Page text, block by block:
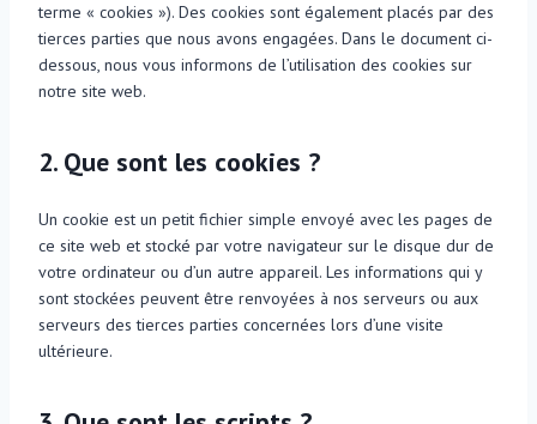
terme « cookies »). Des cookies sont également placés par des
tierces parties que nous avons engagées. Dans le document ci-
dessous, nous vous informons de l’utilisation des cookies sur
notre site web.
2. Que sont les cookies ?
Un cookie est un petit fichier simple envoyé avec les pages de
ce site web et stocké par votre navigateur sur le disque dur de
votre ordinateur ou d’un autre appareil. Les informations qui y
sont stockées peuvent être renvoyées à nos serveurs ou aux
serveurs des tierces parties concernées lors d’une visite
ultérieure.